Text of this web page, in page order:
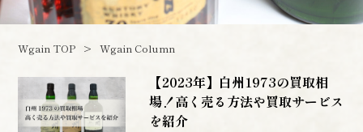
Wgain TOP Wgain Column
【2023年】白州1973の買取相
場！高く売る方法や買取サービス
を紹介